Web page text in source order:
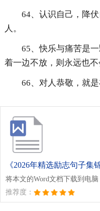
64、认识自己，降
人。
65、快乐与痛苦是
着一边不放，则永远也不
66、对人恭敬，就是
《2026年精选励志句子集
将本文的Word文档下载到电
推荐度：